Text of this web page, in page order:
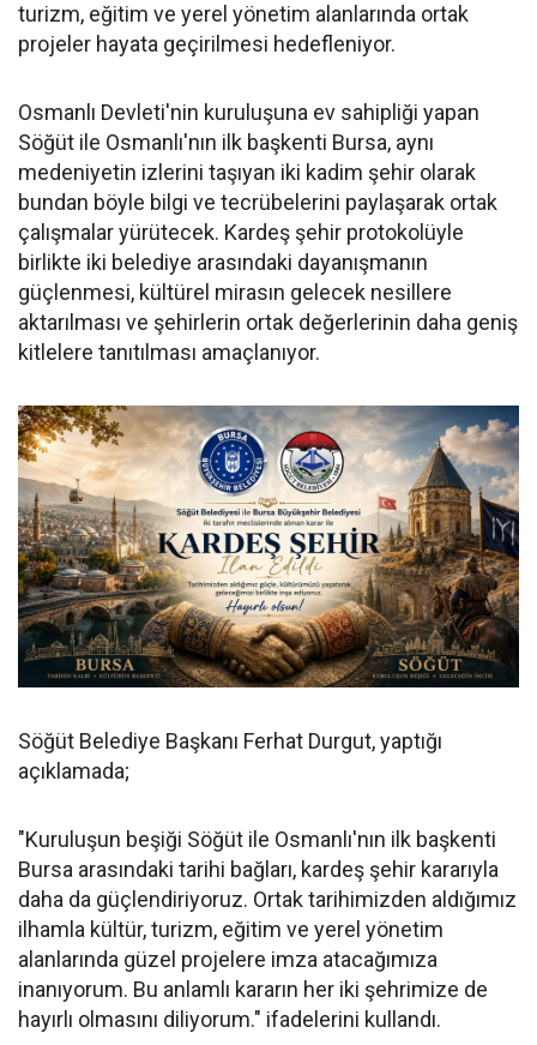
turizm, eğitim ve yerel yönetim alanlarında ortak
projeler hayata geçirilmesi hedefleniyor.
Osmanlı Devleti'nin kuruluşuna ev sahipliği yapan
Söğüt ile Osmanlı'nın ilk başkenti Bursa, aynı
medeniyetin izlerini taşıyan iki kadim şehir olarak
bundan böyle bilgi ve tecrübelerini paylaşarak ortak
çalışmalar yürütecek. Kardeş şehir protokolüyle
birlikte iki belediye arasındaki dayanışmanın
güçlenmesi, kültürel mirasın gelecek nesillere
aktarılması ve şehirlerin ortak değerlerinin daha geniş
kitlelere tanıtılması amaçlanıyor.
Söğüt Belediye Başkanı Ferhat Durgut, yaptığı
açıklamada;
"Kuruluşun beşiği Söğüt ile Osmanlı'nın ilk başkenti
Bursa arasındaki tarihi bağları, kardeş şehir kararıyla
daha da güçlendiriyoruz. Ortak tarihimizden aldığımız
ilhamla kültür, turizm, eğitim ve yerel yönetim
alanlarında güzel projelere imza atacağımıza
inanıyorum. Bu anlamlı kararın her iki şehrimize de
hayırlı olmasını diliyorum." ifadelerini kullandı.